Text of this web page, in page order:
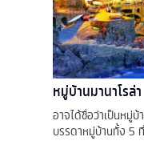
หมู่บ้านมานาโรล่า
อาจได้ชื่อว่าเป็นหมู่
บรรดาหมู่บ้านทั้ง 5